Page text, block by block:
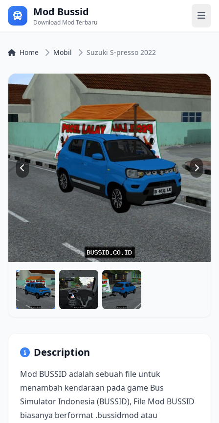
Mod Bussid
Download Mod Terbaru
Home Mobil Suzuki S-presso 2022
Description
Mod BUSSID adalah sebuah file untuk
menambah kendaraan pada game Bus
Simulator Indonesia (BUSSID), File Mod BUSSID
biasanya berformat .bussidmod atau